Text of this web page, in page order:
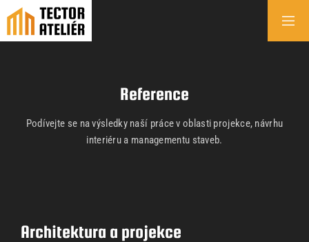
Reference
Podívejte se na výsledky naší práce v oblasti projekce, návrhu
interiéru a managementu staveb.
Architektura a projekce